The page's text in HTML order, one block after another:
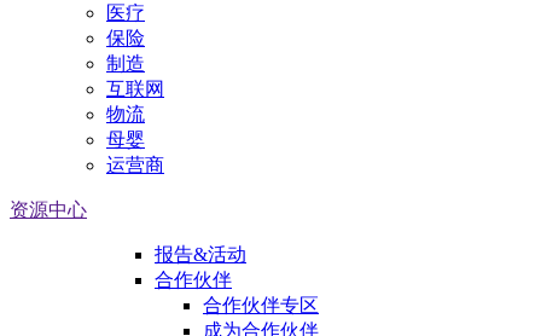
医疗
保险
制造
互联网
物流
母婴
运营商
资源中心
报告&活动
合作伙伴
合作伙伴专区
成为合作伙伴